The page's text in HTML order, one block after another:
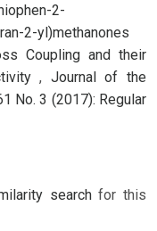
2-
2-yl)methanones
Coupling and their
, Journal of the
No. 3 (2017): Regular
searchfor this